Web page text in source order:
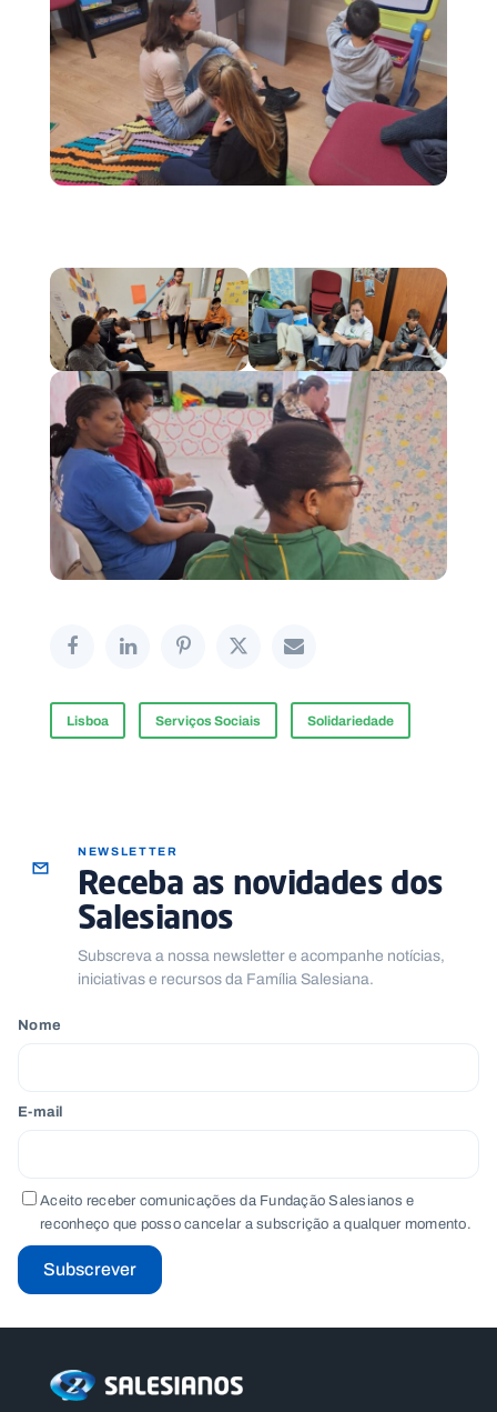
Lisboa Serviços Sociais Solidariedade
NEWSLETTER
Receba as novidades dos
Salesianos
Subscreva a nossa newsletter e acompanhe notícias,
iniciativas e recursos da Família Salesiana.
Nome
E-mail
Aceito receber comunicações da Fundação Salesianos e
reconheço que posso cancelar a subscrição a qualquer momento.
Subscrever